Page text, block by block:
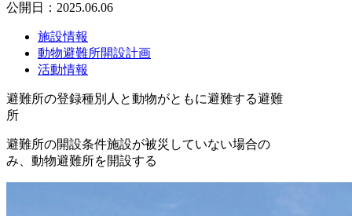
公開日：2025.06.06
施設情報
動物避難所開設計画
活動情報
避難所の登録種別 人と動物がともに避難する避難
所
避難所の開設条件施設が被災していない場合の
み、動物避難所を開設する